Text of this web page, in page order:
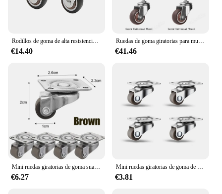
€14.40 €41.46
€6.27 €3.81